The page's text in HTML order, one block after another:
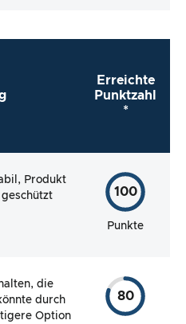
Erreichte
Punktzahl
*
Produkt
100
Punkte
die
durch
Option
80